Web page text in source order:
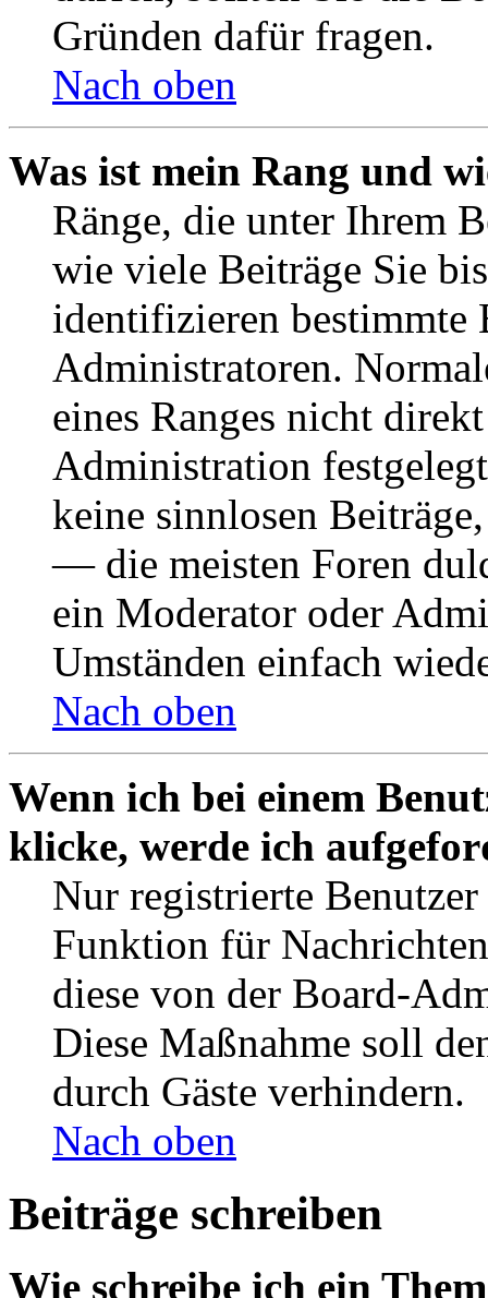
Gründen dafür fragen.
Nach oben
Was ist mein Rang und
Ränge, die unter Ihrem
wie viele Beiträge Sie
identifizieren bestimmte
Administratoren.
eines Ranges nicht
Administration
keine sinnlosen
— die meisten Foren
ein Moderator oder
Umständen einfach
Nach oben
Wenn ich bei einem
klicke, werde ich
Nur registrierte
Funktion für
diese von der Board-
Diese Maßnahme soll
durch Gäste verhindern.
Nach oben
Beiträge schreiben
Wie schreibe ich ein